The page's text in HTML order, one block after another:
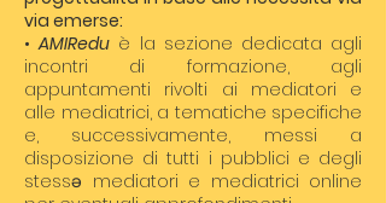
via emerse:
• AMIRedu è la sezione dedicata agli
incontri di formazione, agli
appuntamenti rivolti ai mediatori e
alle mediatrici, a tematiche specifiche
e, successivamente, messi a
disposizione di tutti i pubblici e degli
stessə mediatori e mediatrici online